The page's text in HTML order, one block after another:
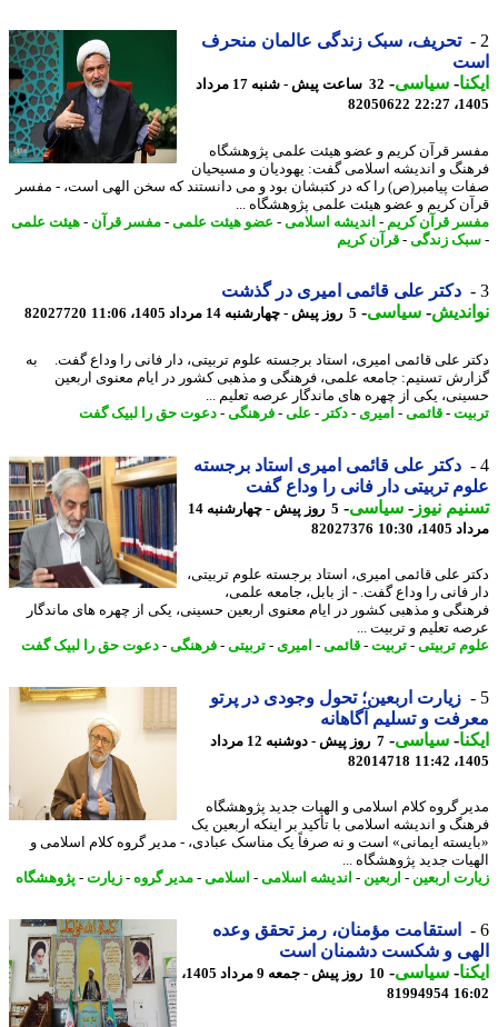
تحریف، سبک زندگی عالمان منحرف
-سیاسی-
32 ساعت پیش - شنبه 17 مرداد
82050622
قرآن کریم و عضو هیئت علمی پژوهشگاه
و اندیشه اسلامی گفت: یهودیان و مسیحیان
پیامبر(ص) را که در کتبشان بود و می دانستند که سخن الهی است، - مفسر
کریم و عضو هیئت علمی پژوهشگاه ...
قرآن کریم- اندیشه اسلامی-عضو هیئت علمی-مفسر قرآن-
هیئت علمی
زندگی-قرآن کریم
دکتر علی قائمی امیری در گذشت
-سیاسی-5 روز پیش - چهارشنبه 14 مرداد 1405، 11:06 82027720
علی قائمی امیری، استاد برجسته علوم تربیتی، دار فانی را وداع گفت. به
تسنیم: جامعه علمی، فرهنگی و مذهبی کشور در ایام معنوی اربعین
یکی از چهره های ماندگار عرصه تعلیم ...
-قائمی-امیری- دکتر -علی -فرهنگی-دعوت حق را لبیک گفت
دکتر علی قائمی امیری استاد برجسته
تربیتی دار فانی را وداع گفت
نیوز-سیاسی-
5 روز پیش - چهارشنبه 14
10:30
82027376
علی قائمی امیری، استاد برجسته علوم تربیتی،
فانی را وداع گفت. - از بابل، جامعه علمی،
و مذهبی کشور در ایام معنوی اربعین حسینی، یکی از چهره های ماندگار
تعلیم و تربیت ...
تربیتی -تربیت -قائمی-امیری- تربیتی -فرهنگی-دعوت حق را لبیک گفت
زیارت اربعین؛ تحول وجودی در پرتو
و تسلیم آگاهانه
-سیاسی-
7 روز پیش - دوشنبه 12 مرداد
82014718
گروه کلام اسلامی و الهیات جدید پژوهشگاه
و اندیشه اسلامی با تأکید بر اینکه اربعین یک
ایمانی» است و نه صرفاً یک مناسک عبادی، - مدیر گروه کلام اسلامی و
جدید پژوهشگاه ...
اربعین -اربعین -اندیشه اسلامی-اسلامی-مدیر گروه- زیارت- پژوهشگاه
استقامت مؤمنان، رمز تحقق وعده
و شکست دشمنان است
-سیاسی-
10 روز پیش - جمعه 9 مرداد 1405،
81994954